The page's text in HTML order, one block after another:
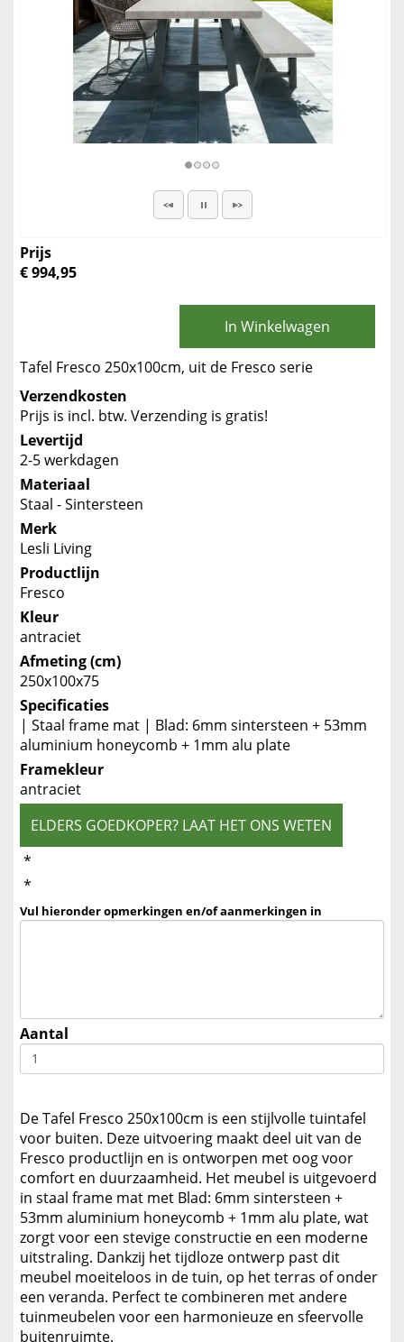
Prijs
€ 994,95
In Winkelwagen
Tafel Fresco 250x100cm, uit de Fresco serie
Verzendkosten
Prijs is incl. btw. Verzending is gratis!
Levertijd
2-5 werkdagen
Materiaal
Staal - Sintersteen
Merk
Lesli Living
Productlijn
Fresco
Kleur
antraciet
Afmeting (cm)
250x100x75
Specificaties
| Staal frame mat | Blad: 6mm sintersteen + 53mm
aluminium honeycomb + 1mm alu plate
Framekleur
antraciet
ELDERS GOEDKOPER? LAAT HET ONS WETEN
*
*
Vul hieronder opmerkingen en/of aanmerkingen in
Aantal
De Tafel Fresco 250x100cm is een stijlvolle tuintafel
voor buiten. Deze uitvoering maakt deel uit van de
Fresco productlijn en is ontworpen met oog voor
comfort en duurzaamheid. Het meubel is uitgevoerd
in staal frame mat met Blad: 6mm sintersteen +
53mm aluminium honeycomb + 1mm alu plate, wat
zorgt voor een stevige constructie en een moderne
uitstraling. Dankzij het tijdloze ontwerp past dit
meubel moeiteloos in de tuin, op het terras of onder
een veranda. Perfect te combineren met andere
tuinmeubelen voor een harmonieuze en sfeervolle
buitenruimte.